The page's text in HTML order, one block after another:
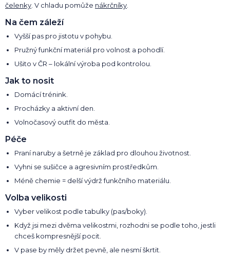
čelenky . V chladu pomůže nákrčníky
Na čem záleží
Vyšší pas pro jistotu v pohybu.
Pružný funkční materiál pro volnost a pohodlí.
Ušito v ČR – lokální výroba pod kontrolou.
Jak to nosit
Domácí trénink.
Procházky a aktivní den.
Volnočasový outfit do města.
Péče
Praní naruby a šetrně je základ pro dlouhou životnost.
Vyhni se sušičce a agresivním prostředkům.
Méně chemie = delší výdrž funkčního materiálu.
Volba velikosti
Vyber velikost podle tabulky (pas/boky).
Když jsi mezi dvěma velikostmi, rozhodni se podle toho, jestli
chceš kompresnější pocit.
V pase by měly držet pevně, ale nesmí škrtit.